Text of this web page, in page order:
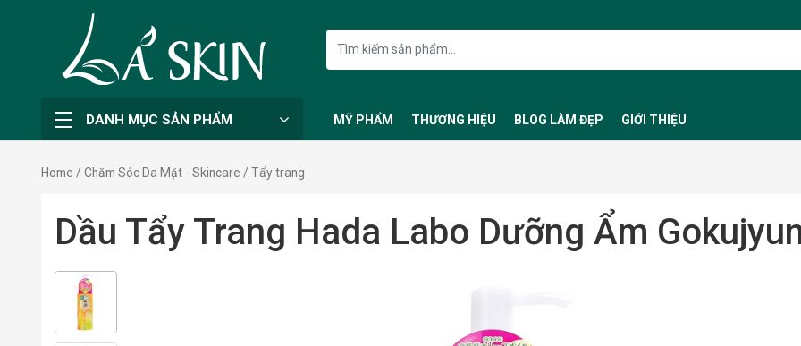
DANH MỤC SẢN PHẨM MỸ PHẨM THƯƠNG HIỆU BLOG LÀM ĐẸP GIỚI THIỆU
Home / Chăm Sóc Da Mặt - Skincare / Tẩy trang
Dầu Tẩy Trang Hada Labo Dưỡng Ẩm